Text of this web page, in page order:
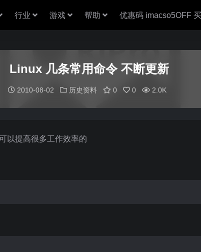
行业 游戏 帮助 优惠码 imacso5OFF
Linux 几条常用命令 不断更新
2010-08-02 历史资料 0 0 2.0K
以提高很多工作效率的